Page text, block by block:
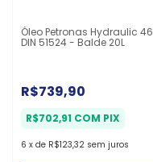
Óleo Petronas Hydraulic 46
DIN 51524 - Balde 20L
R$739,90
R$702,91 COM PIX
6 x de R$123,32 sem juros